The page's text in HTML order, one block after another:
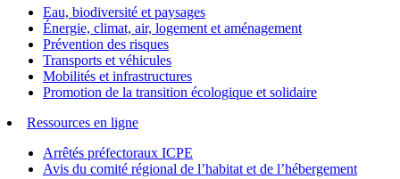
Eau, biodiversité et paysages
Énergie, climat, air, logement et aménagement
Prévention des risques
Transports et véhicules
Mobilités et infrastructures
Promotion de la transition écologique et solidaire
Ressources en ligne
Arrêtés préfectoraux ICPE
Avis du comité régional de l’habitat et de l’hébergement